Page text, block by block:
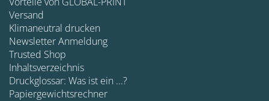
Versand
Klimaneutral drucken
Newsletter Anmeldung
Trusted Shop
Inhaltsverzeichnis
Druckglossar: Was ist ein ...?
Papiergewichtsrechner